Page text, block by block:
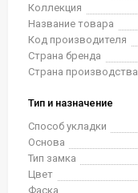
Коллекция
Название товара
Код производителя
Страна бренда
Страна производства
Тип и назначение
Способ укладки
Основа
Тип замка
Цвет
Фаска